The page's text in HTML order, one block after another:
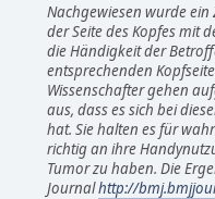
Nachgewiesen wurde
der Seite des Kopfes mit
die Händigkeit der
entsprechenden
Wissenschafter gehen
aus, dass es sich bei
hat. Sie halten es für
richtig an ihre
Tumor zu haben. Die
Journalhttp://